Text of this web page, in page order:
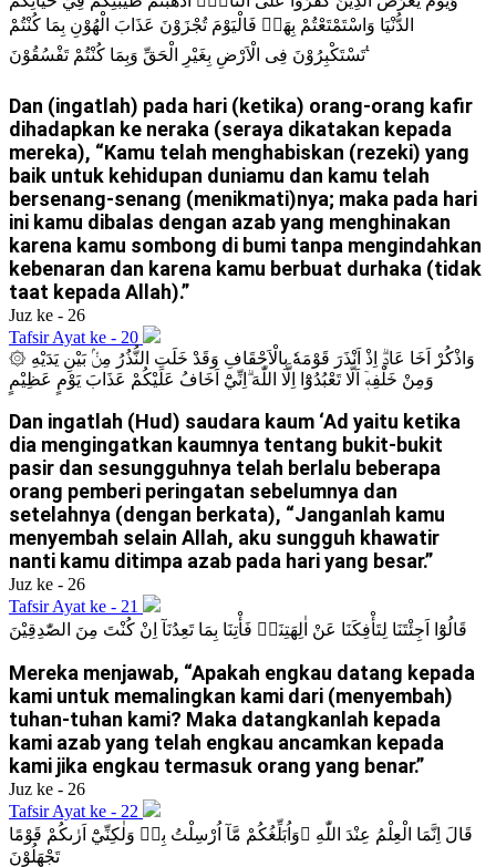
الدُّنْيَا وَاسْتَمْتَعْتُمْ بِهَاۚ فَالْيَوْمَ تُجْزَوْنَ عَذَابَ الْهُوْنِ بِمَا كُنْتُمْ
تَسْتَكْبِرُوْنَ فِى الْاَرْضِ بِغَيْرِ الْحَقِّ وَبِمَا كُنْتُمْ تَفْسُقُوْنَ ࣖ
Dan (ingatlah) pada hari (ketika) orang-orang kafir
dihadapkan ke neraka (seraya dikatakan kepada
mereka), “Kamu telah menghabiskan (rezeki) yang
baik untuk kehidupan duniamu dan kamu telah
bersenang-senang (menikmati)nya; maka pada hari
ini kamu dibalas dengan azab yang menghinakan
karena kamu sombong di bumi tanpa mengindahkan
kebenaran dan karena kamu berbuat durhaka (tidak
taat kepada Allah).”
Juz ke - 26
Tafsir Ayat ke - 20
۞ وَاذْكُرْ اَخَا عَادٍۗ اِذْ اَنْذَرَ قَوْمَهٗ بِالْاَحْقَافِ وَقَدْ خَلَتِ النُّذُرُ مِنْۢ بَيْنِ يَدَيْهِ
وَمِنْ خَلْفِهٖٓ اَلَّا تَعْبُدُوْٓا اِلَّا اللّٰهَ ۗاِنِّيْٓ اَخَافُ عَلَيْكُمْ عَذَابَ يَوْمٍ عَظِيْمٍ
Dan ingatlah (Hud) saudara kaum ‘Ad yaitu ketika
dia mengingatkan kaumnya tentang bukit-bukit
pasir dan sesungguhnya telah berlalu beberapa
orang pemberi peringatan sebelumnya dan
setelahnya (dengan berkata), “Janganlah kamu
menyembah selain Allah, aku sungguh khawatir
nanti kamu ditimpa azab pada hari yang besar.”
Juz ke - 26
Tafsir Ayat ke - 21
قَالُوْٓا اَجِئْتَنَا لِتَأْفِكَنَا عَنْ اٰلِهَتِنَاۚ فَأْتِنَا بِمَا تَعِدُنَآ اِنْ كُنْتَ مِنَ الصّٰدِقِيْنَ
Mereka menjawab, “Apakah engkau datang kepada
kami untuk memalingkan kami dari (menyembah)
tuhan-tuhan kami? Maka datangkanlah kepada
kami azab yang telah engkau ancamkan kepada
kami jika engkau termasuk orang yang benar.”
Juz ke - 26
Tafsir Ayat ke - 22
قَالَ اِنَّمَا الْعِلْمُ عِنْدَ اللّٰهِ ۖوَاُبَلِّغُكُمْ مَّآ اُرْسِلْتُ بِهٖ وَلٰكِنِّيْٓ اَرٰىكُمْ قَوْمًا
تَجْهَلُوْنَ